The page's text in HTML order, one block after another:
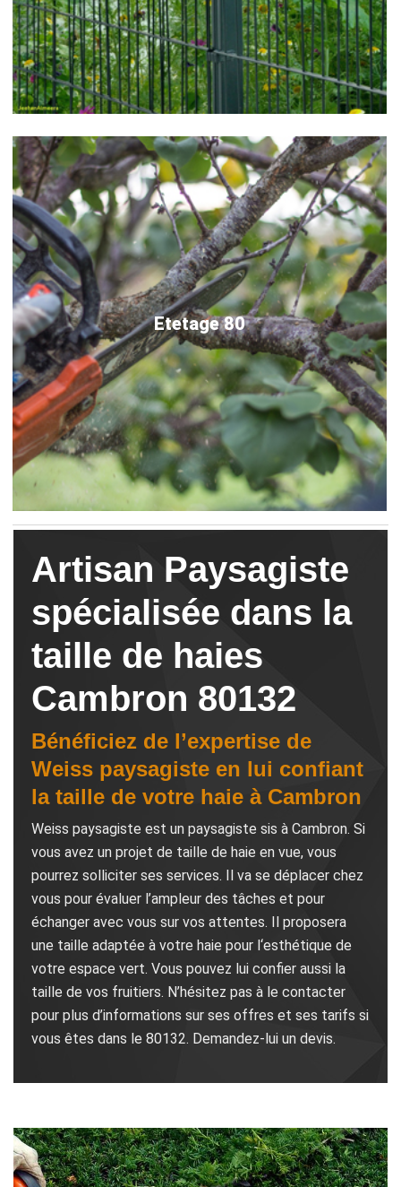
Etetage 80
Artisan Paysagiste
spécialisée dans la
taille de haies
Cambron 80132
Bénéficiez de l’expertise de
Weiss paysagiste en lui confiant
la taille de votre haie à Cambron
Weiss paysagiste est un paysagiste sis à Cambron. Si
vous avez un projet de taille de haie en vue, vous
pourrez solliciter ses services. Il va se déplacer chez
vous pour évaluer l’ampleur des tâches et pour
échanger avec vous sur vos attentes. Il proposera
une taille adaptée à votre haie pour l‘esthétique de
votre espace vert. Vous pouvez lui confier aussi la
taille de vos fruitiers. N’hésitez pas à le contacter
pour plus d’informations sur ses offres et ses tarifs si
vous êtes dans le 80132. Demandez-lui un devis.